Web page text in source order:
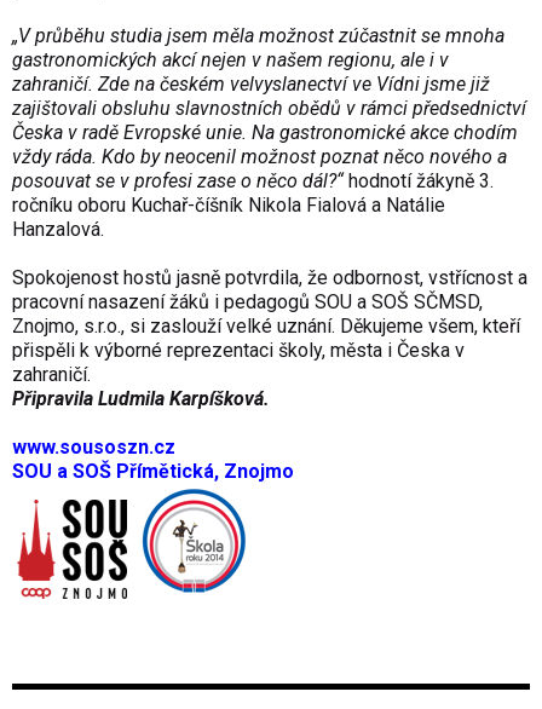
„V průběhu studia jsem měla možnost zúčastnit se mnoha
gastronomických akcí nejen v našem regionu, ale i v
zahraničí. Zde na českém velvyslanectví ve Vídni jsme již
zajištovali obsluhu slavnostních obědů v rámci předsednictví
Česka v radě Evropské unie. Na gastronomické akce chodím
vždy ráda. Kdo by neocenil možnost poznat něco nového a
posouvat se v profesi zase o něco dál?“hodnotí žákyně 3.
ročníku oboru Kuchař-číšník Nikola Fialová a Natálie
Hanzalová.
Spokojenost hostů jasně potvrdila, že odbornost, vstřícnost a
pracovní nasazení žáků i pedagogů SOU a SOŠ SČMSD,
Znojmo, s.r.o., si zaslouží velké uznání. Děkujeme všem, kteří
přispěli k výborné reprezentaci školy, města i Česka v
zahraničí.
Připravila Ludmila Karpíšková.
www.sousoszn.cz
SOU a SOŠ Přímětická, Znojmo